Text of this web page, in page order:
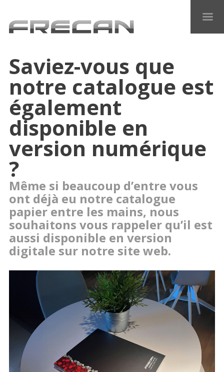
Saviez-vous que
notre catalogue est
également
disponible en
version numérique
?
Même si beaucoup d’entre vous
ont déjà eu notre catalogue
papier entre les mains, nous
souhaitons vous rappeler qu’il est
aussi disponible en version
digitale sur notre site web.